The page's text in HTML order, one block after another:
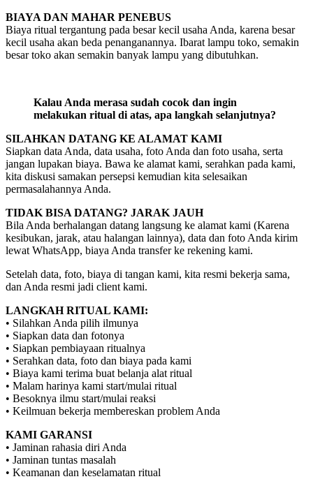
BIAYA DAN MAHAR PENEBUS
Biaya ritual tergantung pada besar kecil usaha Anda, karena besar
kecil usaha akan beda penanganannya. Ibarat lampu toko, semakin
besar toko akan semakin banyak lampu yang dibutuhkan.
Kalau Anda merasa sudah cocok dan ingin
melakukan ritual di atas, apa langkah selanjutnya?
SILAHKAN DATANG KE ALAMAT KAMI
Siapkan data Anda, data usaha, foto Anda dan foto usaha, serta
jangan lupakan biaya. Bawa ke alamat kami, serahkan pada kami,
kita diskusi samakan persepsi kemudian kita selesaikan
permasalahannya Anda.
TIDAK BISA DATANG? JARAK JAUH
Bila Anda berhalangan datang langsung ke alamat kami (Karena
kesibukan, jarak, atau halangan lainnya), data dan foto Anda kirim
lewat WhatsApp, biaya Anda transfer ke rekening kami.
Setelah data, foto, biaya di tangan kami, kita resmi bekerja sama,
dan Anda resmi jadi client kami.
LANGKAH RITUAL KAMI:
• Silahkan Anda pilih ilmunya
• Siapkan data dan fotonya
• Siapkan pembiayaan ritualnya
• Serahkan data, foto dan biaya pada kami
• Biaya kami terima buat belanja alat ritual
• Malam harinya kami start/mulai ritual
• Besoknya ilmu start/mulai reaksi
• Keilmuan bekerja membereskan problem Anda
KAMI GARANSI
• Jaminan rahasia diri Anda
• Jaminan tuntas masalah
• Keamanan dan keselamatan ritual